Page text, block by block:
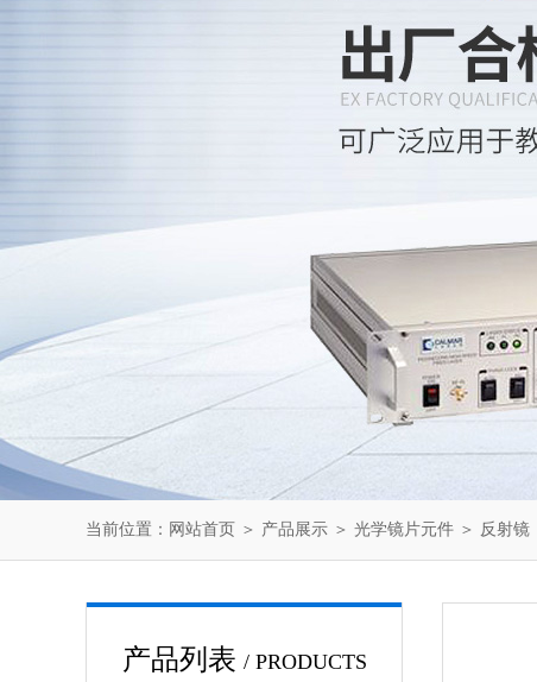
当前位置： 网站首页 ＞ 产品展示 ＞ 光学镜片元件 ＞ 反射镜
产品列表 / PRODUCTS